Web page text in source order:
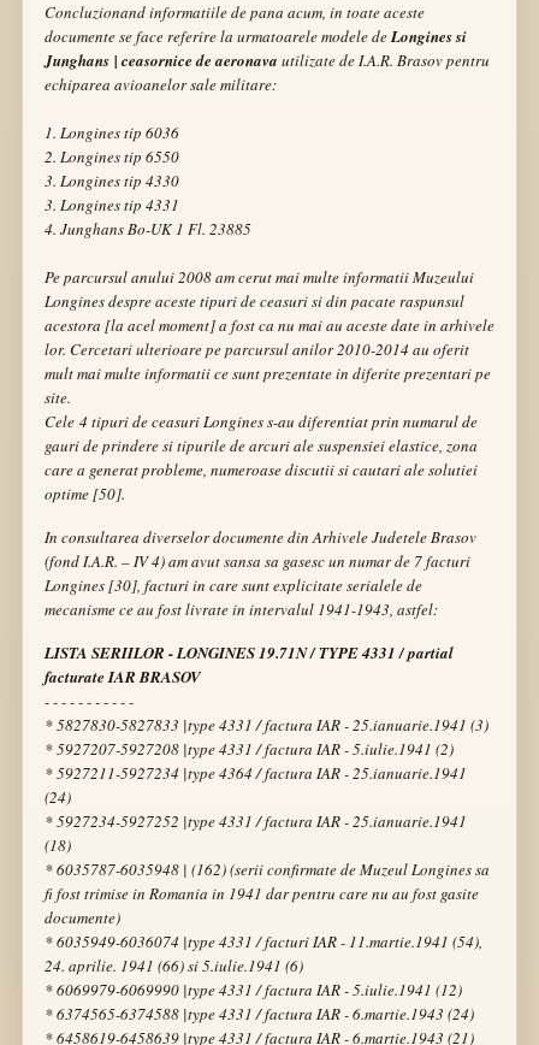
Concluzionand informatiile de pana acum, in toate aceste
documente se face referire la urmatoarele modele deLongines si
Junghans | ceasornice de aeronava utilizate de I.A.R. Brasov pentru
echiparea avioanelor sale militare:
1. Longines tip 6036
2. Longines tip 6550
3. Longines tip 4330
3. Longines tip 4331
4. Junghans Bo-UK 1 Fl. 23885
Pe parcursul anului 2008 am cerut mai multe informatiiMuzeului
Longinesdespre aceste tipuri de ceasuri si din pacate raspunsul
acestora [la acel moment] a fost ca nu mai au aceste date in arhivele
lor. Cercetari ulterioare pe parcursul anilor 2010-2014 au oferit
mult mai multe informatii ce sunt prezentate in diferite prezentari pe
site.
Cele 4 tipuri de ceasuri Longines s-au diferentiat prin numarul de
gauri de prindere si tipurile de arcuri ale suspensiei elastice, zona
care a generat probleme, numeroase discutii si cautari ale solutiei
optime [50].
In consultarea diverselor documente din Arhivele Judetele Brasov
(fond I.A.R. – IV 4) am avut sansa sa gasesc un numar de 7 facturi
Longines [30], facturi in care sunt explicitate serialele de
mecanisme ce au fost livrate in intervalul 1941-1943, astfel:
LISTA SERIILOR - LONGINES 19.71N / TYPE 4331 / partial
facturate IAR BRASOV
- - - - - - - - - - -
* 5827830-5827833 |type 4331 / factura IAR - 25.ianuarie.1941 (3)
* 5927207-5927208 |type 4331 / factura IAR - 5.iulie.1941 (2)
* 5927211-5927234 |type 4364 / factura IAR - 25.ianuarie.1941
(24)
* 5927234-5927252 |type 4331 / factura IAR - 25.ianuarie.1941
(18)
* 6035787-6035948 | (162) (serii confirmate de Muzeul Longines sa
fi fost trimise in Romania in 1941 dar pentru care nu au fost gasite
documente)
* 6035949-6036074 |type 4331 / facturi IAR - 11.martie.1941 (54),
24. aprilie. 1941 (66) si 5.iulie.1941 (6)
* 6069979-6069990 |type 4331 / factura IAR - 5.iulie.1941 (12)
* 6374565-6374588 |type 4331 / factura IAR - 6.martie.1943 (24)
* 6458619-6458639 |type 4331 / factura IAR - 6.martie.1943 (21)